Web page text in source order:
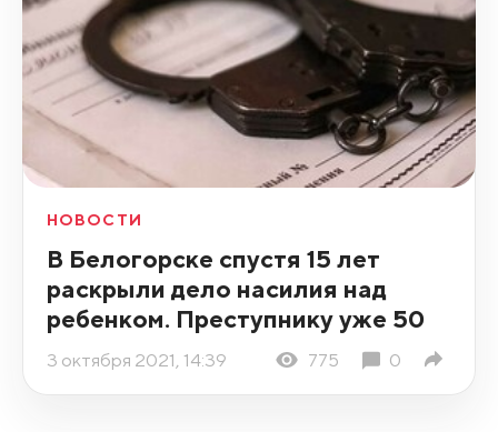
НОВОСТИ
В Белогорске спустя 15 лет
раскрыли дело насилия над
ребенком. Преступнику уже 50
3 октября 2021, 14:39 775 0